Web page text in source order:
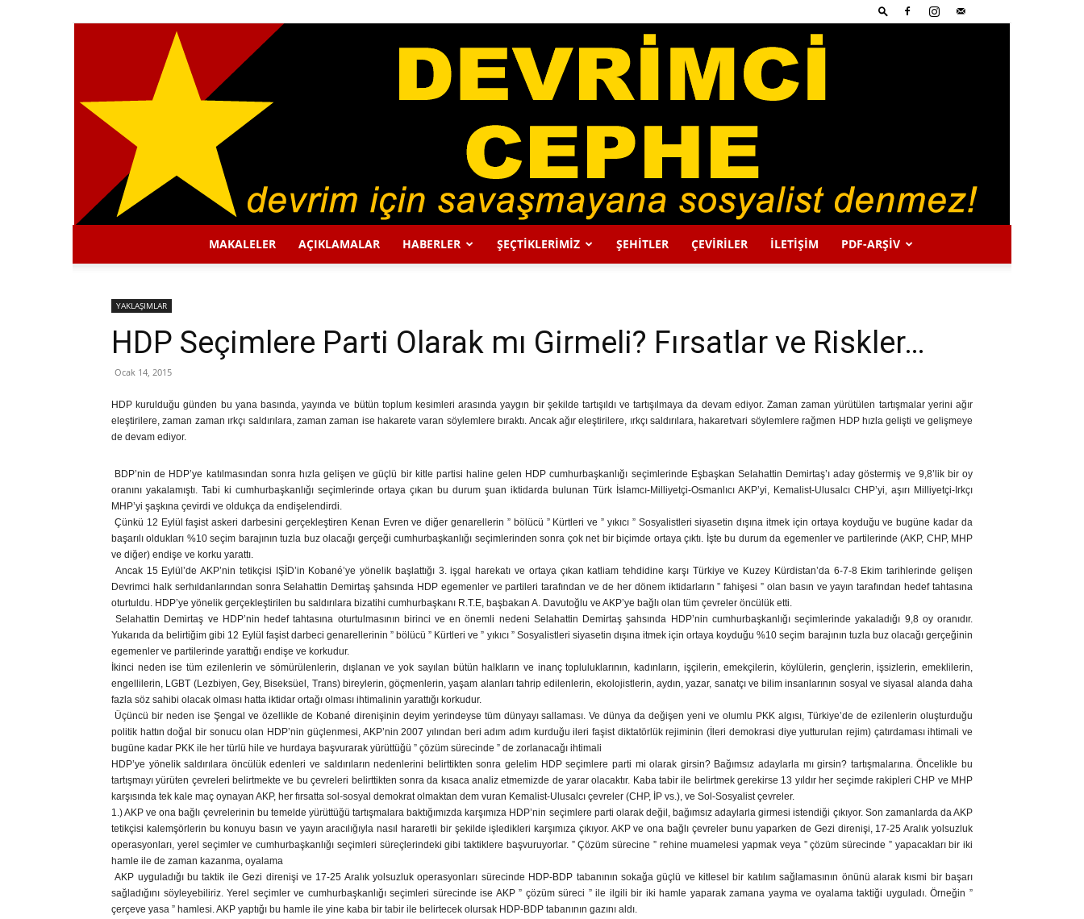
☭
MAKALELER AÇIKLAMALAR HABERLER ŞEÇTİKLERİMİZ ŞEHİTLER ÇEVİRİLER İLETİŞİM PDF-ARŞIV
YAKLAŞIMLAR
HDP Seçimlere Parti Olarak mı Girmeli? Fırsatlar ve Riskler…
Ocak 14, 2015
HDP kurulduğu günden bu yana basında, yayında ve bütün toplum kesimleri arasında yaygın bir şekilde tartışıldı ve tartışılmaya da devam ediyor. Zaman zaman yürütülen tartışmalar yerini ağır
eleştirilere, zaman zaman ırkçı saldırılara, zaman zaman ise hakarete varan söylemlere bıraktı. Ancak ağır eleştirilere, ırkçı saldırılara, hakaretvari söylemlere rağmen HDP hızla gelişti ve gelişmeye
de devam ediyor.
BDP’nin de HDP’ye katılmasından sonra hızla gelişen ve güçlü bir kitle partisi haline gelen HDP cumhurbaşkanlığı seçimlerinde Eşbaşkan Selahattin Demirtaş’ı aday göstermiş ve 9,8’lik bir oy
oranını yakalamıştı. Tabi ki cumhurbaşkanlığı seçimlerinde ortaya çıkan bu durum şuan iktidarda bulunan Türk İslamcı-Milliyetçi-Osmanlıcı AKP’yi, Kemalist-Ulusalcı CHP’yi, aşırı Milliyetçi-Irkçı
MHP’yi şaşkına çevirdi ve oldukça da endişelendirdi.
Çünkü 12 Eylül faşist askeri darbesini gerçekleştiren Kenan Evren ve diğer genarellerin ” bölücü ” Kürtleri ve ” yıkıcı ” Sosyalistleri siyasetin dışına itmek için ortaya koyduğu ve bugüne kadar da
başarılı oldukları %10 seçim barajının tuzla buz olacağı gerçeği cumhurbaşkanlığı seçimlerinden sonra çok net bir biçimde ortaya çıktı. İşte bu durum da egemenler ve partilerinde (AKP, CHP, MHP
ve diğer) endişe ve korku yarattı.
Ancak 15 Eylül’de AKP’nin tetikçisi IŞİD’in Kobané’ye yönelik başlattığı 3. işgal harekatı ve ortaya çıkan katliam tehdidine karşı Türkiye ve Kuzey Kürdistan’da 6-7-8 Ekim tarihlerinde gelişen
Devrimci halk serhıldanlarından sonra Selahattin Demirtaş şahsında HDP egemenler ve partileri tarafından ve de her dönem iktidarların ” fahişesi ” olan basın ve yayın tarafından hedef tahtasına
oturtuldu. HDP’ye yönelik gerçekleştirilen bu saldırılara bizatihi cumhurbaşkanı R.T.E, başbakan A. Davutoğlu ve AKP’ye bağlı olan tüm çevreler öncülük etti.
Selahattin Demirtaş ve HDP’nin hedef tahtasına oturtulmasının birinci ve en önemli nedeni Selahattin Demirtaş şahsında HDP’nin cumhurbaşkanlığı seçimlerinde yakaladığı 9,8 oy oranıdır.
Yukarıda da belirtiğim gibi 12 Eylül faşist darbeci genarellerinin ” bölücü ” Kürtleri ve ” yıkıcı ” Sosyalistleri siyasetin dışına itmek için ortaya koyduğu %10 seçim barajının tuzla buz olacağı gerçeğinin
egemenler ve partilerinde yarattığı endişe ve korkudur.
İkinci neden ise tüm ezilenlerin ve sömürülenlerin, dışlanan ve yok sayılan bütün halkların ve inanç topluluklarının, kadınların, işçilerin, emekçilerin, köylülerin, gençlerin, işsizlerin, emeklilerin,
engellilerin, LGBT (Lezbiyen, Gey, Biseksüel, Trans) bireylerin, göçmenlerin, yaşam alanları tahrip edilenlerin, ekolojistlerin, aydın, yazar, sanatçı ve bilim insanlarının sosyal ve siyasal alanda daha
fazla söz sahibi olacak olması hatta iktidar ortağı olması ihtimalinin yarattığı korkudur.
Üçüncü bir neden ise Şengal ve özellikle de Kobané direnişinin deyim yerindeyse tüm dünyayı sallaması. Ve dünya da değişen yeni ve olumlu PKK algısı, Türkiye’de de ezilenlerin oluşturduğu
politik hattın doğal bir sonucu olan HDP’nin güçlenmesi, AKP’nin 2007 yılından beri adım adım kurduğu ileri faşist diktatörlük rejiminin (İleri demokrasi diye yutturulan rejim) çatırdaması ihtimali ve
bugüne kadar PKK ile her türlü hile ve hurdaya başvurarak yürüttüğü ” çözüm sürecinde ” de zorlanacağı ihtimali
HDP’ye yönelik saldırılara öncülük edenleri ve saldırıların nedenlerini belirttikten sonra gelelim HDP seçimlere parti mi olarak girsin? Bağımsız adaylarla mı girsin? tartışmalarına. Öncelikle bu
tartışmayı yürüten çevreleri belirtmekte ve bu çevreleri belirttikten sonra da kısaca analiz etmemizde de yarar olacaktır. Kaba tabir ile belirtmek gerekirse 13 yıldır her seçimde rakipleri CHP ve MHP
karşısında tek kale maç oynayan AKP, her fırsatta sol-sosyal demokrat olmaktan dem vuran Kemalist-Ulusalcı çevreler (CHP, İP vs.), ve Sol-Sosyalist çevreler.
1.) AKP ve ona bağlı çevrelerinin bu temelde yürüttüğü tartışmalara baktığımızda karşımıza HDP’nin seçimlere parti olarak değil, bağımsız adaylarla girmesi istendiği çıkıyor. Son zamanlarda da AKP
tetikçisi kalemşörlerin bu konuyu basın ve yayın aracılığıyla nasıl hararetli bir şekilde işledikleri karşımıza çıkıyor. AKP ve ona bağlı çevreler bunu yaparken de Gezi direnişi, 17-25 Aralık yolsuzluk
operasyonları, yerel seçimler ve cumhurbaşkanlığı seçimleri süreçlerindeki gibi taktiklere başvuruyorlar. ” Çözüm sürecine ” rehine muamelesi yapmak veya ” çözüm sürecinde ” yapacakları bir iki
hamle ile de zaman kazanma, oyalama
AKP uyguladığı bu taktik ile Gezi direnişi ve 17-25 Aralık yolsuzluk operasyonları sürecinde HDP-BDP tabanının sokağa güçlü ve kitlesel bir katılım sağlamasının önünü alarak kısmi bir başarı
sağladığını söyleyebiliriz. Yerel seçimler ve cumhurbaşkanlığı seçimleri sürecinde ise AKP ” çözüm süreci ” ile ilgili bir iki hamle yaparak zamana yayma ve oyalama taktiği uyguladı. Örneğin ”
çerçeve yasa ” hamlesi. AKP yaptığı bu hamle ile yine kaba bir tabir ile belirtecek olursak HDP-BDP tabanının gazını aldı.